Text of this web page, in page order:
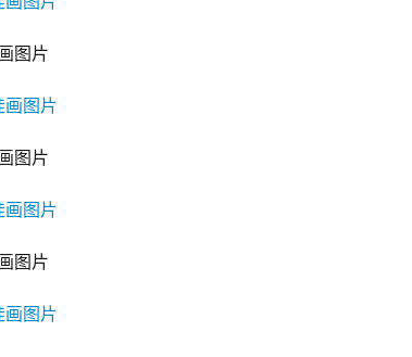
图片
图片
图片